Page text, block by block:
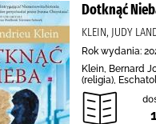
Dotknąć
KLEIN, JUDY
Rok wydania:
Klein, Bernard
(religia),